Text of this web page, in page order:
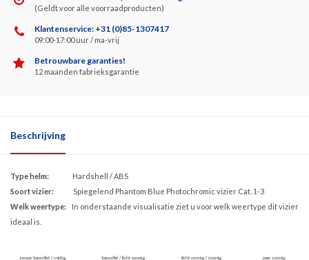
(Geldt voor alle voorraadproducten)
Klantenservice: +31 (0)85-1307417
09:00-17:00 uur / ma-vrij
Betrouwbare garanties!
12 maanden fabrieksgarantie
Beschrijving
Type helm: Hardshell / ABS
Soort vizier: Spiegelend Phantom Blue Photochromic vizier Cat. 1-3
Welk weertype: In onderstaande visualisatie ziet u voor welk weertype dit vizier
ideaal is.